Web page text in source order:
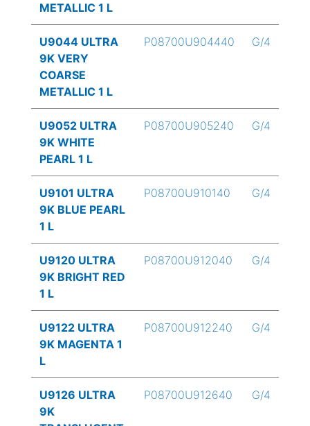
METALLIC 1 L
U9044 ULTRA
9K VERY
COARSE
METALLIC 1 L
P08700U904440 G/4
U9052 ULTRA
9K WHITE
PEARL 1 L
P08700U905240 G/4
U9101 ULTRA
9K BLUE PEARL
1 L
P08700U910140 G/4
U9120 ULTRA
9K BRIGHT RED
1 L
P08700U912040 G/4
U9122 ULTRA
9K MAGENTA 1
L
P08700U912240 G/4
U9126 ULTRA
9K
P08700U912640 G/4